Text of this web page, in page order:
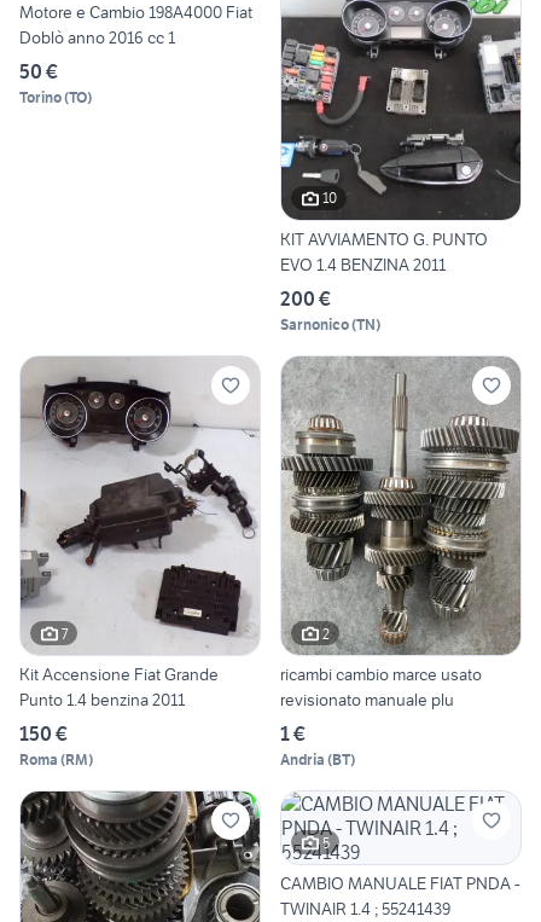
Motore e Cambio 198A4000 Fiat
Doblò anno 2016 cc 1
50 €
Torino(TO)
10
KIT AVVIAMENTO G. PUNTO
EVO 1.4 BENZINA 2011
200 €
Sarnonico(TN)
7
Kit Accensione Fiat Grande
Punto 1.4 benzina 2011
150 €
Roma (RM)
2
ricambi cambio marce usato
revisionato manuale plu
1 €
Andria (BT)
5
CAMBIO MANUALE FIAT PNDA -
TWINAIR 1.4 ; 55241439